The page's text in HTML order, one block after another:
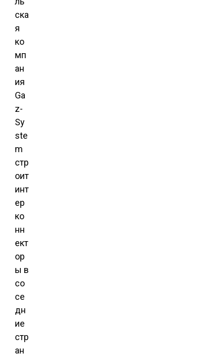
ска
я
ко
мп
ан
ия
Ga
z-
Sy
ste
m
стр
оит
инт
ер
ко
нн
ект
ор
ы в
со
се
дн
ие
стр
ан